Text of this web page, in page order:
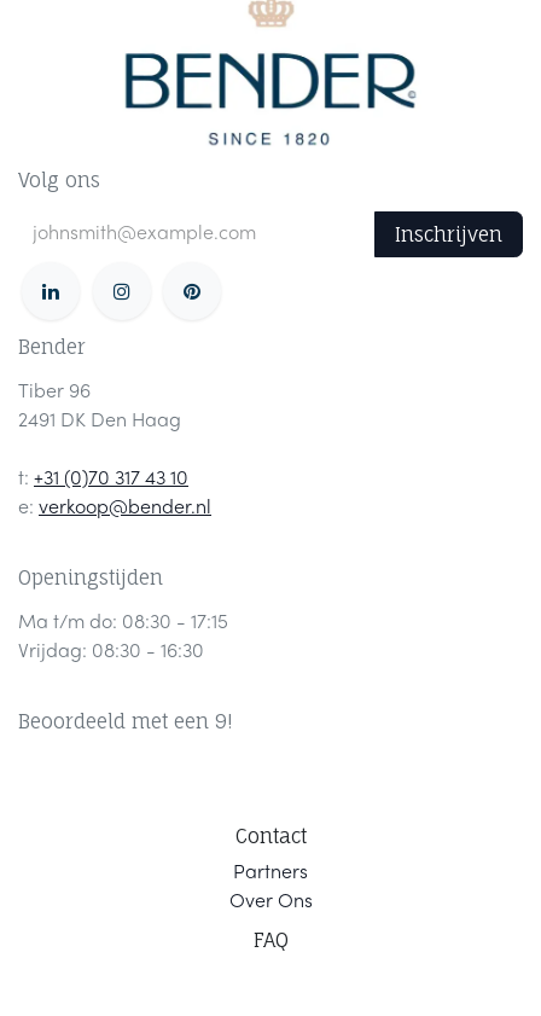
Volg ons
Inschrijven
Bender
Tiber 96
2491 DK Den Haag
t: +31 (0)70 317 43 10
e: verkoop@bender.nl
Openingstijden
Ma t/m do: 08:30 - 17:15
Vrijdag: 08:30 - 16:30
Beoordeeld met een 9!
Contact
Partners
Over Ons
FAQ